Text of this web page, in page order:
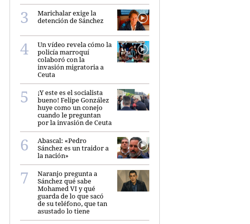
Marichalar exige la
detención de Sánchez
Un vídeo revela cómo la
policía marroquí
colaboró con la
invasión migratoria a
Ceuta
¡Y este es el socialista
bueno! Felipe González
huye como un conejo
cuando le preguntan
por la invasión de Ceuta
Abascal: «Pedro
Sánchez es un traidor a
la nación»
Naranjo pregunta a
Sánchez qué sabe
Mohamed VI y qué
guarda de lo que sacó
de su teléfono, que tan
asustado lo tiene